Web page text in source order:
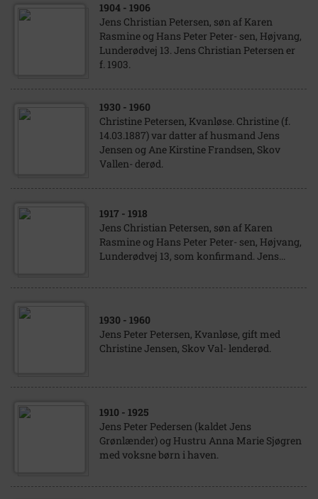
1904 - 1906
Jens Christian Petersen, søn af Karen
Rasmine og Hans Peter Peter- sen, Højvang,
Lunderødvej 13. Jens Christian Petersen er
f. 1903.
1930 - 1960
Christine Petersen, Kvanløse. Christine (f.
14.03.1887) var datter af husmand Jens
Jensen og Ane Kirstine Frandsen, Skov
Vallen- derød.
1917 - 1918
Jens Christian Petersen, søn af Karen
Rasmine og Hans Peter Peter- sen, Højvang,
Lunderødvej 13, som konfirmand. Jens...
1930 - 1960
Jens Peter Petersen, Kvanløse, gift med
Christine Jensen, Skov Val- lenderød.
1910 - 1925
Jens Peter Pedersen (kaldet Jens
Grønlænder) og Hustru Anna Marie Sjøgren
med voksne børn i haven.